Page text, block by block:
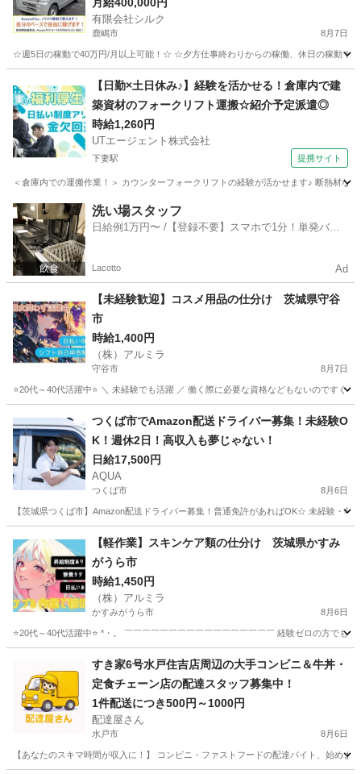
有限会社シルク
鹿嶋市 8月7日
☆週5日の稼動で40万円/月以上可能！☆ ☆夕方仕事終わりからの稼働、休日の稼動で
配送 Amazon
【日勤×土日休み♪】経験を活かせる！倉庫内で建
築資材のフォークリフト運搬☆紹介予定派遣◎
時給1,260円
UTエージェント株式会社
下妻駅 提携サイト
＜倉庫内での運搬作業！＞ カウンターフォークリフトの経験が活かせます♪ 断熱材
茨城 下妻市 下妻駅 ドライバー
洗い場スタッフ
日給例1万円〜 /【登録不要】スマホで1分！単発バイ
Lacotto Ad
【未経験歓迎】コスメ用品の仕分け 茨城県守谷
市
時給1,400円
（株）アルミラ
守谷市 8月7日
⭐20代～40代活躍中⭐ ＼ 未経験でも活躍 ／ 働く際に必要な資格などもないのですぐ
倉庫 給料
つくば市でAmazon配送ドライバー募集！未経験O
K！週休2日！高収入も夢じゃない！
日給17,500円
AQUA
つくば市 8月6日
【茨城県つくば市】Amazon配送ドライバー募集！普通免許があればOK☆ 未経験・
ドライバー Amazon
【軽作業】スキンケア類の仕分け 茨城県かすみ
がうら市
時給1,450円
（株）アルミラ
かすみがうら市 8月6日
⭐20代～40代活躍中⭐ *・。 ￣￣￣￣￣￣￣￣￣￣￣￣￣￣￣￣￣ 経験ゼロの方で
かすみがうら市 倉庫 スタッフ
すき家6号水戸住吉店周辺の大手コンビニ＆牛丼・
定食チェーン店の配達スタッフ募集中！
1件配送につき500円～1000円
配達屋さん
水戸市 8月6日
【あなたのスキマ時間が収入に！】 コンビニ・ファストフードの配達バイト、